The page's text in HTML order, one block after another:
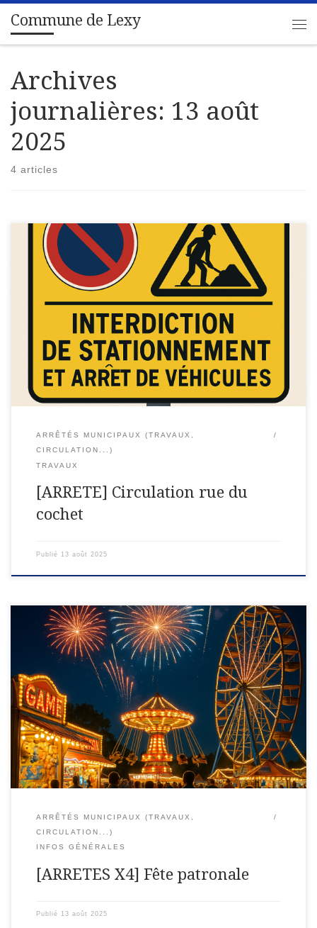
Passer au contenu
Commune de Lexy
Archives
journalières: 13 août
2025
4 articles
Département de Meurthe-et-MoselleCommune de
LEXYARRETE DU MAIRETravaux – 2 rue du cochet Le Maire de
la Commune de LEXY ;Vu le Code de la Route ;Vu le code
général des collectivités territoriales, […]
ARRÊTÉS MUNICIPAUX (TRAVAUX,
CIRCULATION...)
TRAVAUX
[ARRETE] Circulation rue du
cochet
Publié 13 août 2025
ARRETE DU MAIRE Le Maire de la Commune de LEXYVu le
Code des CommunesVu le Code de la Route A R R E T E Article
1er : Pendant la […]
ARRÊTÉS MUNICIPAUX (TRAVAUX,
CIRCULATION...)
INFOS GÉNÉRALES
[ARRETES X4] Fête patronale
Publié 13 août 2025